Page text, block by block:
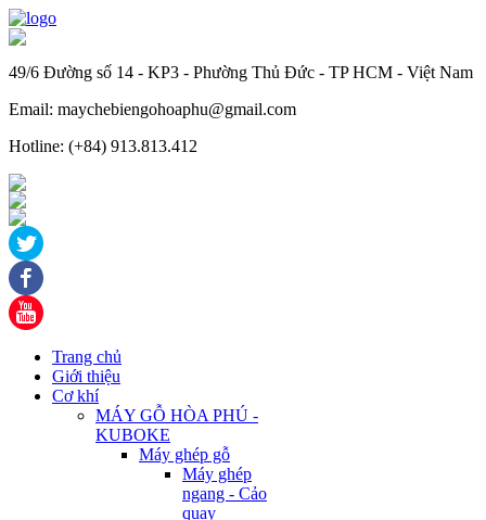
49/6 Đường số 14 - KP3 - Phường Thủ Đức - TP HCM - Việt Nam
Email: maychebiengohoaphu@gmail.com
Hotline: (+84) 913.813.412
Trang chủ
Giới thiệu
Cơ khí
MÁY GỖ HÒA PHÚ -
KUBOKE
Máy ghép gỗ
Máy ghép
ngang - Cảo
quay